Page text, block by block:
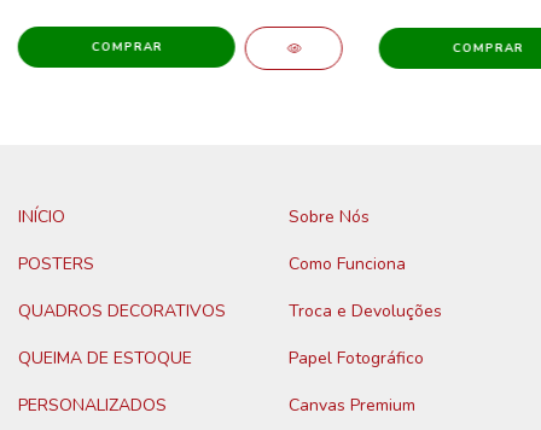
COMPRAR COMPRAR
INÍCIO
POSTERS
QUADROS DECORATIVOS
QUEIMA DE ESTOQUE
PERSONALIZADOS
Sobre Nós
Como Funciona
Troca e Devoluções
Papel Fotográfico
Canvas Premium